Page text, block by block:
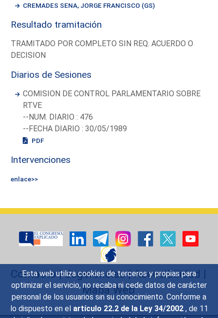
Esta web utiliza cookies de terceros y propias para
optimizar el servicio, no recaba ni cede datos de carácter
personal de los usuarios sin su conocimiento. Conforme a
lo dispuesto en el artículo 22.2 de la Ley 34/2002 , de 11
CREMADES SENA, JORGE FRANCISCO (GS)
Resultado tramitación
TRAMITADO POR COMPLETO SIN REQ. ACUERDO O
DECISION
Diarios de Sesiones
COMISION DE CONTROL PARLAMENTARIO SOBRE
RTVE
--NUM. DIARIO : 476
--FECHA DIARIO : 30/05/1989
PDF
Intervenciones
enlace>>
Contacto|Sugerencias|Accesibilidad |
Mapa Web